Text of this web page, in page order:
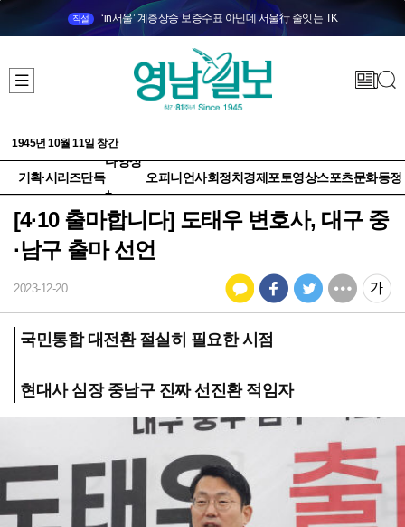
직설 ‘in서울’ 계층상승 보증수표 아닌데 서울行 줄잇는 TK
1945년 10월 11일 창간
기획·시리즈단독
다양성
+
오피니언사회정치 경제 포토영상스포츠문화동정
[4·10 출마합니다] 도태우 변호사, 대구 중
·남구 출마 선언
2023-12-20
국민통합 대전환 절실히 필요한 시점
현대사 심장 중남구 진짜 선진환 적임자